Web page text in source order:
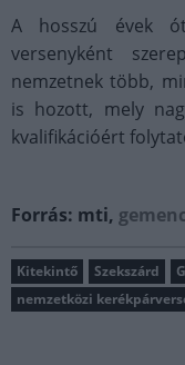
A hosszú évek
versenyként
nemzetnek több,
is hozott, mely
kvalifikációért
Forrás: mti,
Kitekintő Szekszárd
nemzetközi